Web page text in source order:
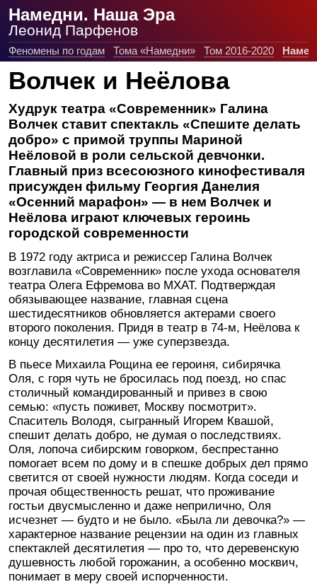
Намедни. Наша Эра
Леонид Парфенов
Феномены по годам Тома «Намедни» Том 2016-2020
Волчек и Неёлова
Худрук театра «Современник» Галина
Волчек ставит спектакль «Спешите делать
добро» с примой труппы Мариной
Неёловой в роли сельской девчонки.
Главный приз всесоюзного кинофестиваля
присужден фильму Георгия Данелия
«Осенний марафон» — в нем Волчек и
Неёлова играют ключевых героинь
городской современности
В 1972 году актриса и режиссер Галина Волчек
возглавила «Современник» после ухода основателя
театра Олега Ефремова во МХАТ. Подтверждая
обязывающее название, главная сцена
шестидесятников обновляется актерами своего
второго поколения. Придя в театр в 74-м, Неёлова к
концу десятилетия — уже суперзвезда.
В пьесе Михаила Рощина ее героиня, сибирячка
Оля, с горя чуть не бросилась под поезд, но спас
столичный командированный и привез в свою
семью: «пусть поживет, Москву посмотрит».
Спаситель Володя, сыгранный Игорем Квашой,
спешит делать добро, не думая о последствиях.
Оля, лопоча сибирским говорком, беспрестанно
помогает всем по дому и в спешке добрых дел прямо
светится от своей нужности людям. Когда соседи и
прочая общественность решат, что проживание
гостьи двусмысленно и даже неприлично, Оля
исчезнет — будто и не было. «Была ли девочка?» —
характерное название рецензии на один из главных
спектаклей десятилетия — про то, что деревенскую
душевность любой горожанин, а особенно москвич,
понимает в меру своей испорченности.